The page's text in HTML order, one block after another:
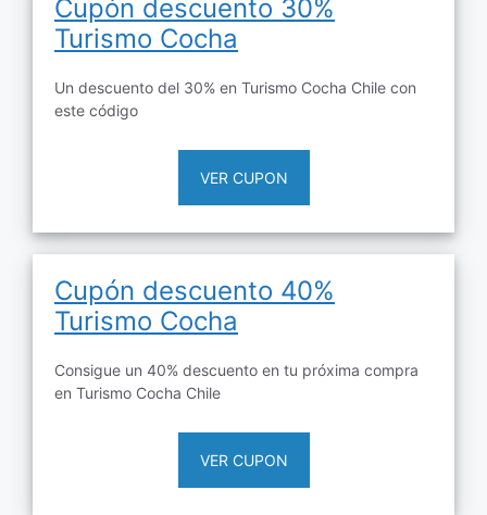
Cupón descuento 30%
Turismo Cocha
Un descuento del 30% en Turismo Cocha Chile con
este código
VER CUPON
Cupón descuento 40%
Turismo Cocha
Consigue un 40% descuento en tu próxima compra
en Turismo Cocha Chile
VER CUPON